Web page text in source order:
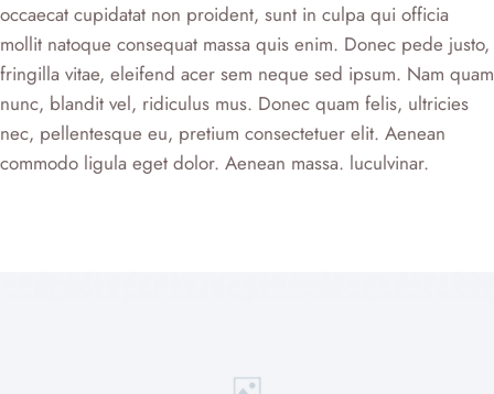
occaecat cupidatat non proident, sunt in culpa qui officia
mollit natoque consequat massa quis enim. Donec pede justo,
fringilla vitae, eleifend acer sem neque sed ipsum. Nam quam
nunc, blandit vel, ridiculus mus. Donec quam felis, ultricies
nec, pellentesque eu, pretium consectetuer elit. Aenean
commodo ligula eget dolor. Aenean massa. luculvinar.